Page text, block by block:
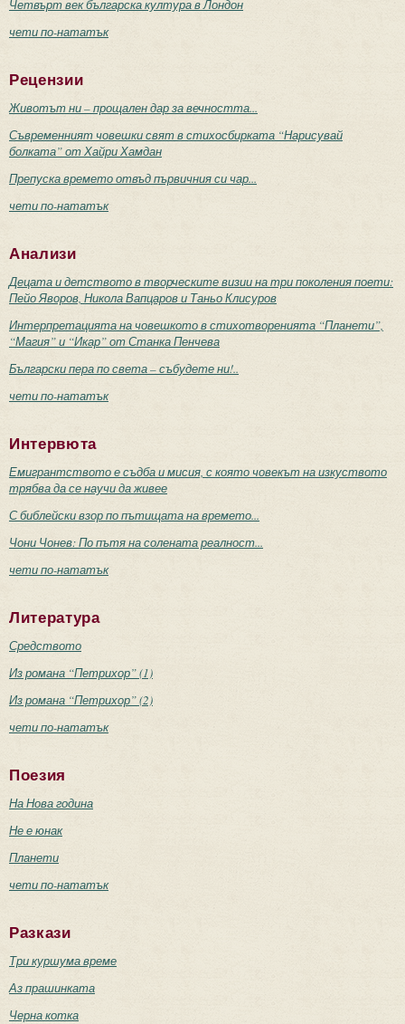
Четвърт век българска култура в Лондон
чети по-нататък
Рецензии
Животът ни – прощален дар за вечността...
Съвременният човешки свят в стихосбирката “Нарисувай
болката” от Хайри Хамдан
Препуска времето отвъд първичния си чар...
чети по-нататък
Анализи
Децата и детството в творческите визии на три поколения поети:
Пейо Яворов, Никола Вапцаров и Таньо Клисуров
Интерпретацията на човешкото в стихотворенията “Планети”,
“Магия” и “Икар” от Станка Пенчева
Български пера по света – събудете ни!..
чети по-нататък
Интервюта
Емигрантството е съдба и мисия, с която човекът на изкуството
трябва да се научи да живее
С библейски взор по пътищата на времето...
Чони Чонев: По пътя на солената реалност...
чети по-нататък
Литература
Средството
Из романа “Петрихор” (1)
Из романа “Петрихор” (2)
чети по-нататък
Поезия
На Нова година
Не е юнак
Планети
чети по-нататък
Разкази
Три куршума време
Аз прашинката
Черна котка